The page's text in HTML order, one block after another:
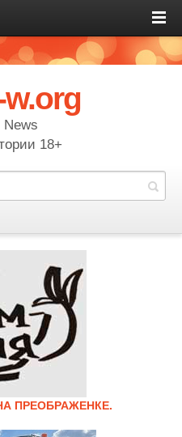
News
18+
ПРЕОБРАЖЕНКЕ.